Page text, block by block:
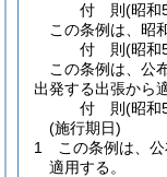
付 則(昭和
この条例は、昭
付 則(昭和
この条例は、公
出発する出張から
付 則(昭和
(施行期日)
1
この条例は、
適用する。